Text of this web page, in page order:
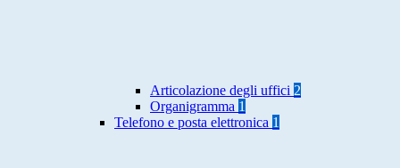
Articolazione degli uffici 2
Organigramma 1
Telefono e posta elettronica 1